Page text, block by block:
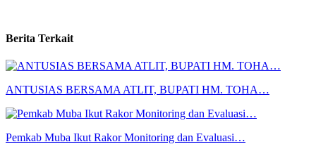
Berita Terkait
ANTUSIAS BERSAMA ATLIT, BUPATI HM. TOHA…
Pemkab Muba Ikut Rakor Monitoring dan Evaluasi…